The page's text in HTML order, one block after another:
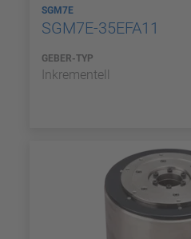
SGM7E
SGM7E-35EFA11
GEBER-TYP
Inkrementell